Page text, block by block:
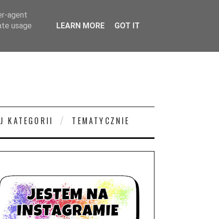
KATEGORII TEMATYCZNIE
agent
usage
LEARN MORE GOT IT